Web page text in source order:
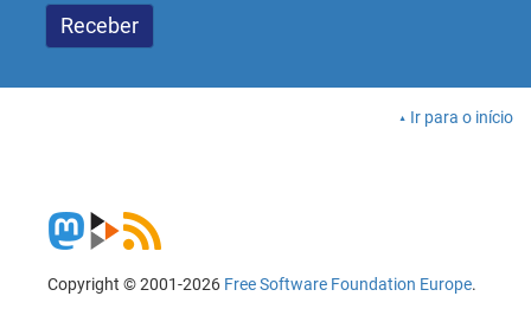
Ir para o início
Copyright © 2001-2026 Free Software Foundation Europe.